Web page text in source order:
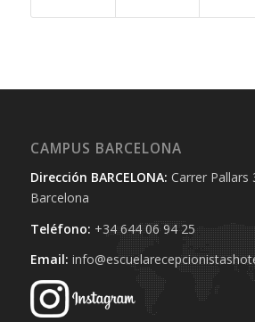
CAMPUS BARCELONA
Dirección BARCELONA: Carrer Pallars
Barcelona
Teléfono: +34 644 06 94 25‬
Email: